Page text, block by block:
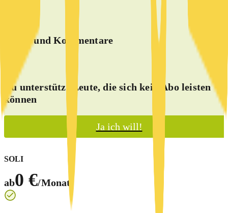
SOLI
ab0 €/Monat
Spiele und Kommentare
Du unterstützt Leute, die sich kein Abo leisten
können
Ja ich will!